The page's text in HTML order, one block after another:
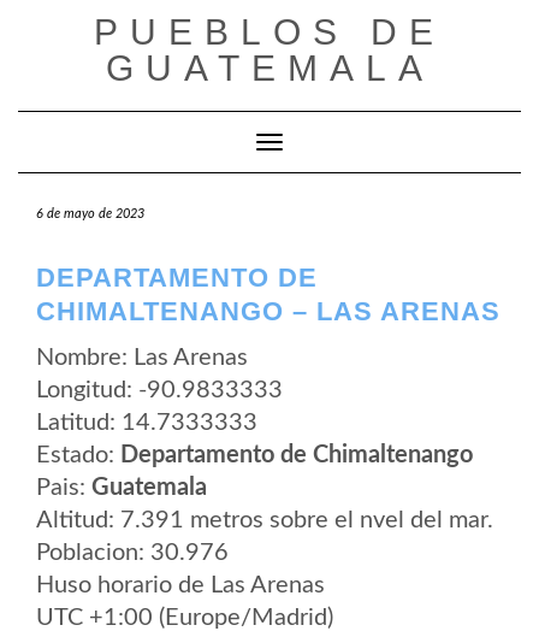
PUEBLOS DE
GUATEMALA
Cambiar modo de navegación
6 de mayo de 2023
DEPARTAMENTO DE
CHIMALTENANGO – LAS ARENAS
Nombre: Las Arenas
Longitud: -90.9833333
Latitud: 14.7333333
Estado: Departamento de Chimaltenango
Pais: Guatemala
Altitud: 7.391 metros sobre el nvel del mar.
Poblacion: 30.976
Huso horario de Las Arenas
UTC +1:00 (Europe/Madrid)